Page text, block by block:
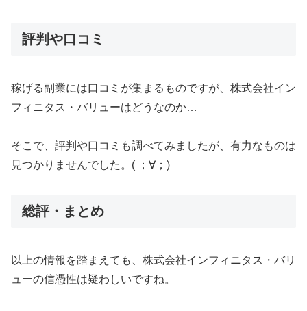
評判や口コミ
稼げる副業には口コミが集まるものですが、株式会社イン
フィニタス・バリューはどうなのか…
そこで、評判や口コミも調べてみましたが、有力なものは
見つかりませんでした。( ；∀；)
総評・まとめ
以上の情報を踏まえても、株式会社インフィニタス・バリ
ューの信憑性は疑わしいですね。